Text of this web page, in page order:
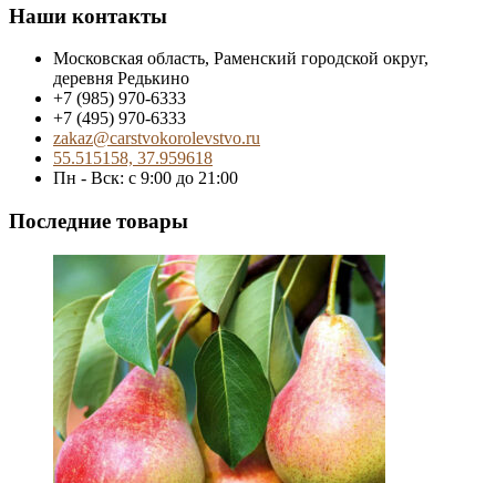
Наши контакты
Московская область, Раменский городской округ,
деревня Редькино
+7 (985) 970-6333
+7 (495) 970-6333
zakaz@carstvokorolevstvo.ru
55.515158, 37.959618
Пн - Вск: с 9:00 до 21:00
Последние товары